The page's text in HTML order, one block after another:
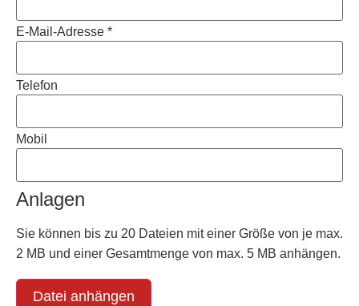
E-Mail-Adresse *
Telefon
Mobil
Anlagen
Sie können bis zu 20 Dateien mit einer Größe von je max.
2 MB und einer Gesamtmenge von max. 5 MB anhängen.
Datei anhängen